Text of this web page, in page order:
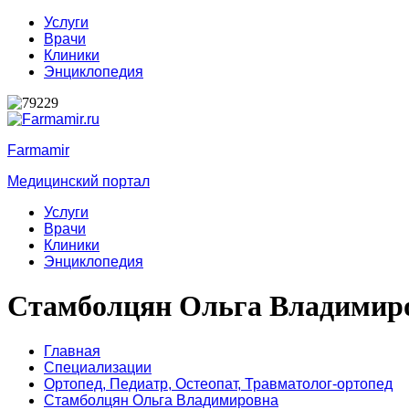
Услуги
Врачи
Клиники
Энциклопедия
Farmamir
Медицинский портал
Услуги
Врачи
Клиники
Энциклопедия
Стамболцян Ольга
Главная
Специализации
Ортопед, Педиатр, Остеопат, Травматолог-ортопед
Стамболцян Ольга Владимировна